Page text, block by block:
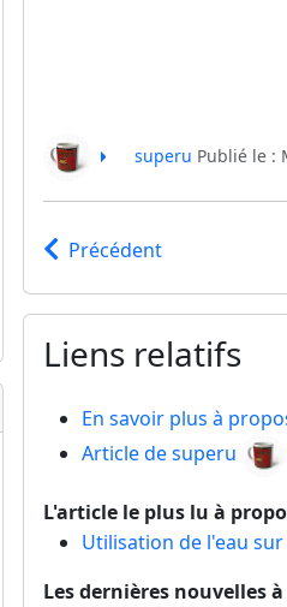
superu Publié le :
Précédent
Liens relatifs
En savoir plus à
Article de superu
L'article le plus lu à
Utilisation de l'eau
Les dernières nouvelles